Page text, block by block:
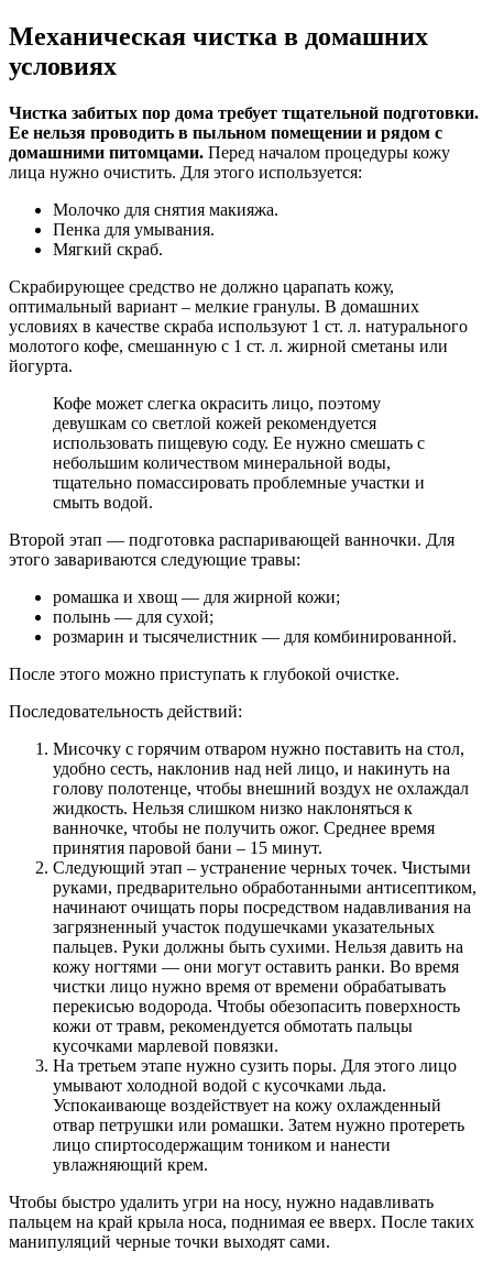
Механическая чистка в домашних
условиях
Чистка забитых пор дома требует тщательной подготовки.
Ее нельзя проводить в пыльном помещении и рядом с
домашними питомцами. Перед началом процедуры кожу
лица нужно очистить. Для этого используется:
Молочко для снятия макияжа.
Пенка для умывания.
Мягкий скраб.
Скрабирующее средство не должно царапать кожу,
оптимальный вариант – мелкие гранулы. В домашних
условиях в качестве скраба используют 1 ст. л. натурального
молотого кофе, смешанную с 1 ст. л. жирной сметаны или
йогурта.
Кофе может слегка окрасить лицо, поэтому
девушкам со светлой кожей рекомендуется
использовать пищевую соду. Ее нужно смешать с
небольшим количеством минеральной воды,
тщательно помассировать проблемные участки и
смыть водой.
Второй этап — подготовка распаривающей ванночки. Для
этого завариваются следующие травы:
ромашка и хвощ — для жирной кожи;
полынь — для сухой;
розмарин и тысячелистник — для комбинированной.
После этого можно приступать к глубокой очистке.
Последовательность действий:
Мисочку с горячим отваром нужно поставить на стол,
удобно сесть, наклонив над ней лицо, и накинуть на
голову полотенце, чтобы внешний воздух не охлаждал
жидкость. Нельзя слишком низко наклоняться к
ванночке, чтобы не получить ожог. Среднее время
принятия паровой бани – 15 минут.
Следующий этап – устранение черных точек. Чистыми
руками, предварительно обработанными антисептиком,
начинают очищать поры посредством надавливания на
загрязненный участок подушечками указательных
пальцев. Руки должны быть сухими. Нельзя давить на
кожу ногтями — они могут оставить ранки. Во время
чистки лицо нужно время от времени обрабатывать
перекисью водорода. Чтобы обезопасить поверхность
кожи от травм, рекомендуется обмотать пальцы
кусочками марлевой повязки.
На третьем этапе нужно сузить поры. Для этого лицо
умывают холодной водой с кусочками льда.
Успокаивающе воздействует на кожу охлажденный
отвар петрушки или ромашки. Затем нужно протереть
лицо спиртосодержащим тоником и нанести
увлажняющий крем.
Чтобы быстро удалить угри на носу, нужно надавливать
пальцем на край крыла носа, поднимая ее вверх. После таких
манипуляций черные точки выходят сами.